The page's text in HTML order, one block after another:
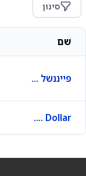
סינון
שם
פייננשל סלקט סקטור ספיידר
U.S. Dollar